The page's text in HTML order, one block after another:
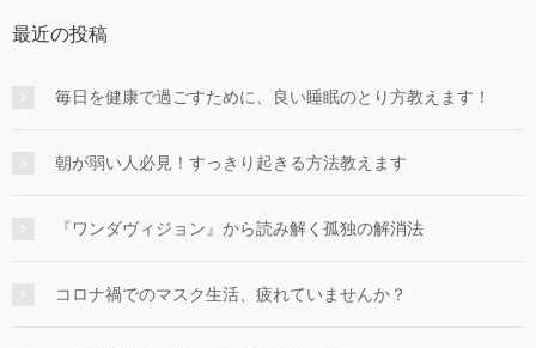
最近の投稿
毎日を健康で過ごすために、良い睡眠のとり方教えます！
朝が弱い人必見！すっきり起きる方法教えます
『ワンダヴィジョン』から読み解く孤独の解消法
コロナ禍でのマスク生活、疲れていませんか？